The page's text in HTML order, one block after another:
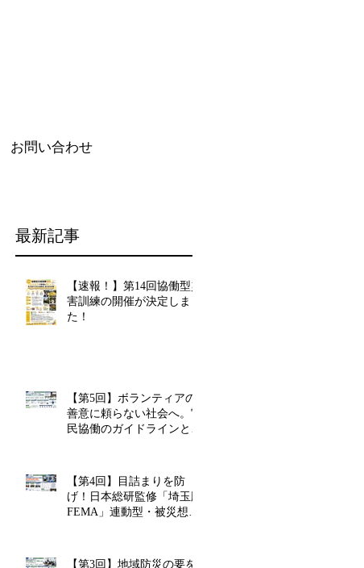
お問い合わせ
最新記事
【速報！】第14回協働型災
害訓練の開催が決定しまし
た！
【第5回】ボランティアの
善意に頼らない社会へ。官
民協働のガイドラインと政
【第4回】目詰まりを防
げ！日本総研監修「埼玉版
FEMA」連動型・被災想定
【第3回】地域防災の要を